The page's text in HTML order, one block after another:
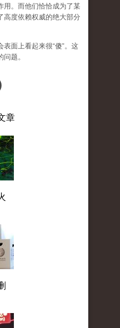
用。而他们恰恰成为了某
高度依赖权威的绝大部分
面上看起来很“傻”。这
题。
章